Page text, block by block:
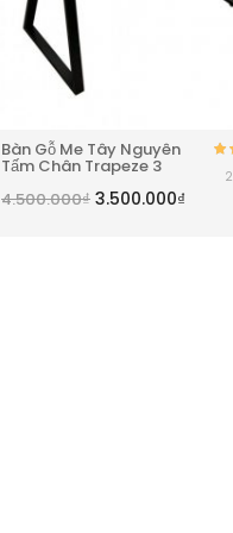
Bàn Gỗ Me Tây Nguyên
Tấm Chân Trapeze 3
4.500.000₫ 3.500.000₫